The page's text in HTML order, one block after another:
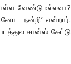
வேண்டுமல்லவா?
நன்றி’ என்றார்.
சான்ஸ் கேட்டு